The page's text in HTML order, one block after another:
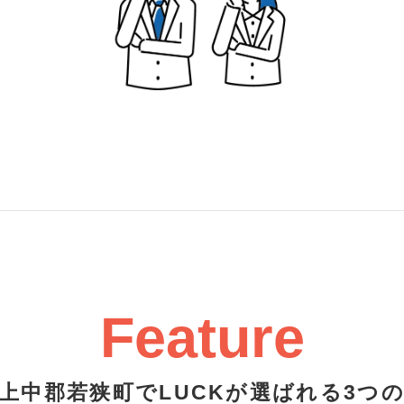
Feature
中郡若狭町でLUCKが選ばれる3つ